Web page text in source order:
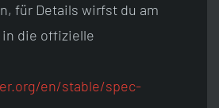
für Details wirfst du am
die offizielle
en/stable/spec-